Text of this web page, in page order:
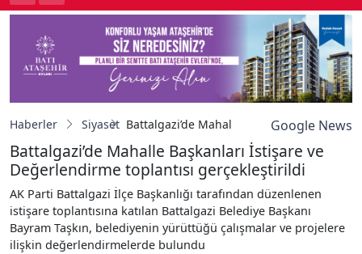
Haberler Siyaset Battalgazi’de Mahalle Başkanları İstişare
Google News
Battalgazi’de Mahalle Başkanları İstişare ve
Değerlendirme toplantısı gerçekleştirildi
AK Parti Battalgazi İlçe Başkanlığı tarafından düzenlenen
istişare toplantısına katılan Battalgazi Belediye Başkanı
Bayram Taşkın, belediyenin yürüttüğü çalışmalar ve projelere
ilişkin değerlendirmelerde bulundu